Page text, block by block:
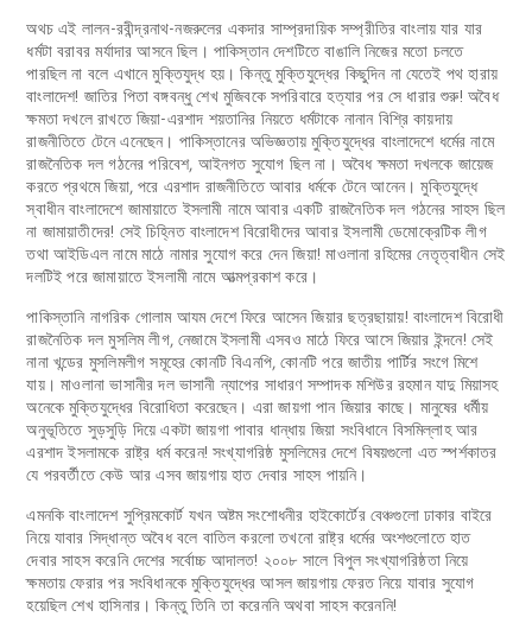
অথচ এই লালন-রবীন্দ্রনাথ-নজরুলের একদার সাম্প্রদায়িক সম্প্রীতির বাংলায় যার যার
ধর্মটা বরাবর মর্যাদার আসনে ছিল। পাকিস্তান দেশটিতে বাঙালি নিজের মতো চলতে
পারছিল না বলে এখানে মুক্তিযুদ্ধ হয়। কিন্তু মুক্তিযুদ্ধের কিছুদিন না যেতেই পথ হারায়
বাংলাদেশ! জাতির পিতা বঙ্গবন্ধু শেখ মুজিবকে সপরিবারে হত্যার পর সে ধারার শুরু! অবৈধ
ক্ষমতা দখলে রাখতে জিয়া-এরশাদ শয়তানির নিয়তে ধর্মটাকে নানান বিশ্রি কায়দায়
রাজনীতিতে টেনে এনেছেন। পাকিস্তানের অভিজ্ঞতায় মুক্তিযুদ্ধের বাংলাদেশে ধর্মের নামে
রাজনৈতিক দল গঠনের পরিবেশ, আইনগত সুযোগ ছিল না। অবৈধ ক্ষমতা দখলকে জায়েজ
করতে প্রথমে জিয়া, পরে এরশাদ রাজনীতিতে আবার ধর্মকে টেনে আনেন। মুক্তিযুদ্ধে
স্বাধীন বাংলাদেশে জামায়াতে ইসলামী নামে আবার একটি রাজনৈতিক দল গঠনের সাহস ছিল
না জামায়াতীদের! সেই চিহ্নিত বাংলাদেশ বিরোধীদের আবার ইসলামী ডেমোক্রেটিক লীগ
তথা আইডিএল নামে মাঠে নামার সুযোগ করে দেন জিয়া! মাওলানা রহিমের নেতৃত্বাধীন সেই
দলটিই পরে জামায়াতে ইসলামী নামে আত্মপ্রকাশ করে।
পাকিস্তানি নাগরিক গোলাম আযম দেশে ফিরে আসেন জিয়ার ছত্রছায়ায়! বাংলাদেশ বিরোধী
রাজনৈতিক দল মুসলিম লীগ, নেজামে ইসলামী এসবও মাঠে ফিরে আসে জিয়ার ইন্দনে! সেই
নানা খন্ডের মুসলিমলীগ সমূহের কোনটি বিএনপি, কোনটি পরে জাতীয় পার্টির সংগে মিশে
যায়। মাওলানা ভাসানীর দল ভাসানী ন্যাপের সাধারণ সম্পাদক মশিউর রহমান যাদু মিয়াসহ
অনেকে মুক্তিযুদ্ধের বিরোধিতা করেছেন। এরা জায়গা পান জিয়ার কাছে। মানুষের ধর্মীয়
অনুভূতিতে সুড়সুড়ি দিয়ে একটা জায়গা পাবার ধান্ধায় জিয়া সংবিধানে বিসমিল্লাহ আর
এরশাদ ইসলামকে রাষ্ট্র ধর্ম করেন! সংখ্যাগরিষ্ঠ মুসলিমের দেশে বিষয়গুলো এত স্পর্শকাতর
যে পরবর্তীতে কেউ আর এসব জায়গায় হাত দেবার সাহস পায়নি।
এমনকি বাংলাদেশ সুপ্রিমকোর্ট যখন অষ্টম সংশোধনীর হাইকোর্টের বেঞ্চগুলো ঢাকার বাইরে
নিয়ে যাবার সিদ্ধান্ত অবৈধ বলে বাতিল করলো তখনো রাষ্ট্র ধর্মের অংশগুলোতে হাত
দেবার সাহস করেনি দেশের সর্বোচ্চ আদালত! ২০০৮ সালে বিপুল সংখ্যাগরিষ্ঠতা নিয়ে
ক্ষমতায় ফেরার পর সংবিধানকে মুক্তিযুদ্ধের আসল জায়গায় ফেরত নিয়ে যাবার সুযোগ
হয়েছিল শেখ হাসিনার। কিন্তু তিনি তা করেননি অথবা সাহস করেননি!